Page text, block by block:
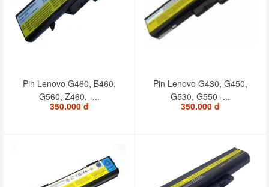
Pin Lenovo G460, B460,
G560, Z460. -...
350.000 đ
Pin Lenovo G430, G450,
G530, G550 -...
350.000 đ